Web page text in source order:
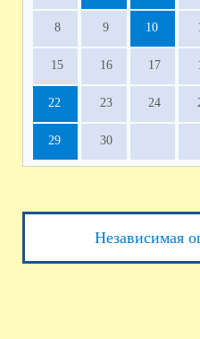
8 9 10
15 16 17
22 23 24
29 30
Независимая